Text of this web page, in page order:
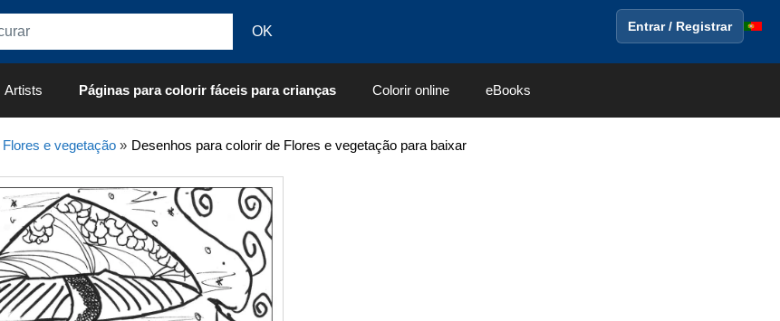
Entrar / Registrar
Artists Páginas para colorir fáceis para crianças Colorir online eBooks
Flores e vegetação» Desenhos para colorir de Flores e vegetação para baixar